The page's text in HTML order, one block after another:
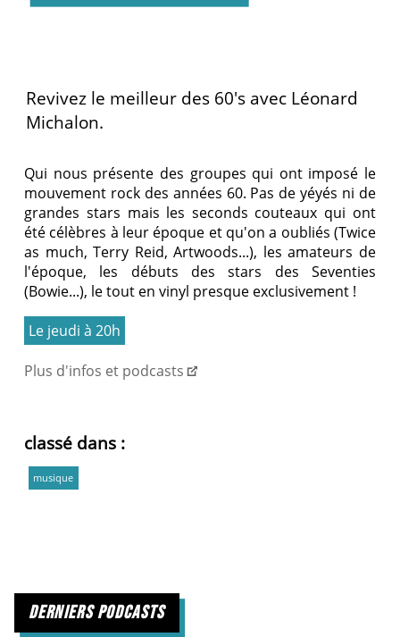
Revivez le meilleur des 60′s avec Léonard
Michalon.
Qui nous présente des groupes qui ont imposé le
mouvement rock des années 60. Pas de yéyés ni de
grandes stars mais les seconds couteaux qui ont
été célèbres à leur époque et qu'on a oubliés (Twice
as much, Terry Reid, Artwoods...), les amateurs de
l'époque, les débuts des stars des Seventies
(Bowie...), le tout en vinyl presque exclusivement !
Le jeudi à 20h
Plus d'infos et podcasts
classé dans :
musique
derniers podcasts